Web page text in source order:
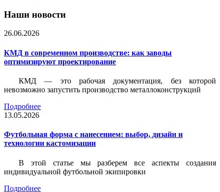
Наши новости
26.06.2026
КМД в современном производстве: как заводы
оптимизируют проектирование
КМД — это рабочая документация, без которой
невозможно запустить производство металлоконструкций
Подробнее
13.05.2026
Футбольная форма с нанесением: выбор, дизайн и
технологии кастомизации
В этой статье мы разберем все аспекты создания
индивидуальной футбольной экипировки
Подробнее